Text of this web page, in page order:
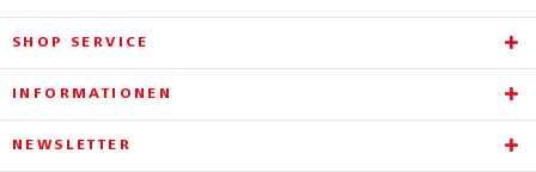
SHOP SERVICE
INFORMATIONEN
NEWSLETTER